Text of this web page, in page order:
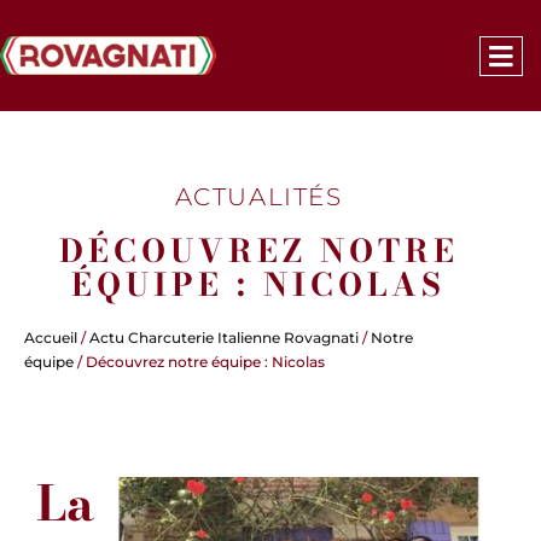
ACTUALITÉS
DÉCOUVREZ NOTRE
ÉQUIPE : NICOLAS
Accueil /Actu Charcuterie Italienne Rovagnati / Notre
équipe / Découvrez notre équipe : Nicolas
La